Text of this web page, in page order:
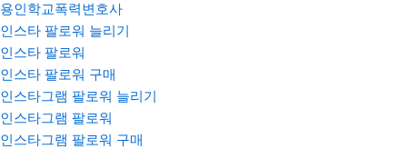
용인학교폭력변호사
인스타 팔로워 늘리기
인스타 팔로워
인스타 팔로워 구매
인스타그램 팔로워 늘리기
인스타그램 팔로워
인스타그램 팔로워 구매